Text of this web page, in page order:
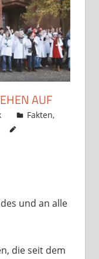
AUF
Fakten,
und an alle
die seit dem